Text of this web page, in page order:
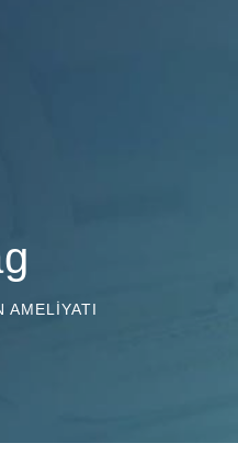
AMELIYATI